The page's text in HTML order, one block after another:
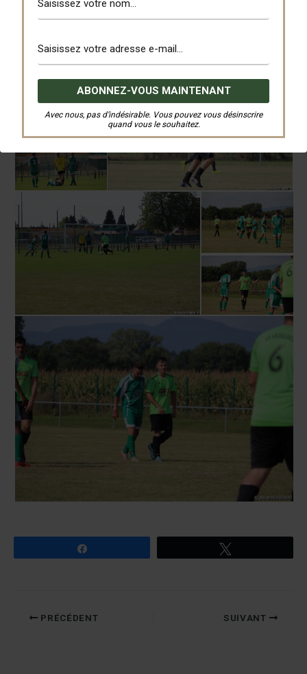
Avec nous, pas d’indésirable. Vous pouvez vous désinscrire
quand vous le souhaitez.
PRÉCÉDENT SUIVANT